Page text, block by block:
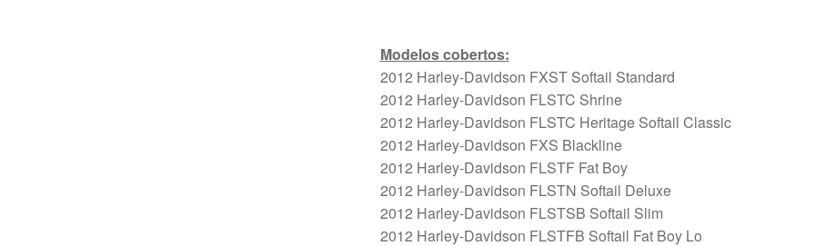
Modelos cobertos:
2012 Harley-Davidson FXST Softail Standard
2012 Harley-Davidson FLSTC Shrine
2012 Harley-Davidson FLSTC Heritage Softail Classic
2012 Harley-Davidson FXS Blackline
2012 Harley-Davidson FLSTF Fat Boy
2012 Harley-Davidson FLSTN Softail Deluxe
2012 Harley-Davidson FLSTSB Softail Slim
2012 Harley-Davidson FLSTFB Softail Fat Boy Lo